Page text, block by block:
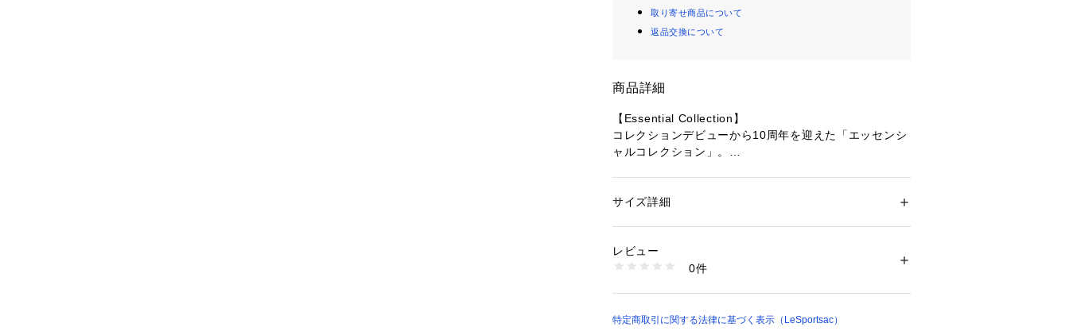
取り寄せ商品について
返品交換について
商品詳細
【Essential Collection】
コレクションデビューから10周年を迎えた「エッセンシ
ャルコレクション」。
快適な使い心地を追求した人気シリーズ。
ます。
い無地のシンプルなデザインで、年齢問わず男女兼用と
性別：レディース
商品番号：
2287C363 （ショップ）
サイズ詳細
レビュー
0件
特定商取引に関する法律に基づく表示（LeSportsac）